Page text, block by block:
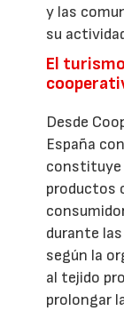
y las
su
El
Desde
España
constituye
productos
durante
según la
al tejido
prolongar